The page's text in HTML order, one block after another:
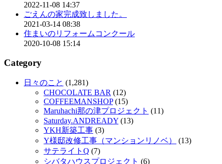
2022-11-08 14:37
ごえんの家完成致しました。
2021-03-14 08:38
住まいのリフォームコンクール
2020-10-08 15:14
Category
日々のこと (1,281)
CHOCOLATE BAR (12)
COFFEEMANSHOP(15)
Maruhachi那の津プロジェクト (11)
Saturday.ANDREADY (13)
YKH新築工事 (3)
Y様邸改修工事（マンションリノベ）
(13)
サテライトQ (7)
シバタハウスプロジェクト (6)